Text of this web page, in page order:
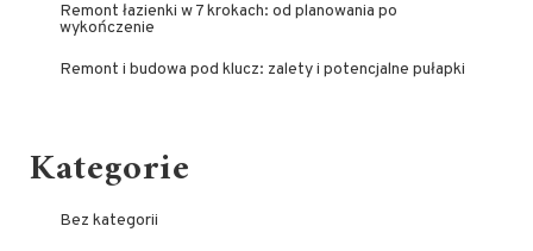
Remont łazienki w 7 krokach: od planowania po
wykończenie
Remont i budowa pod klucz: zalety i potencjalne pułapki
Kategorie
Bez kategorii